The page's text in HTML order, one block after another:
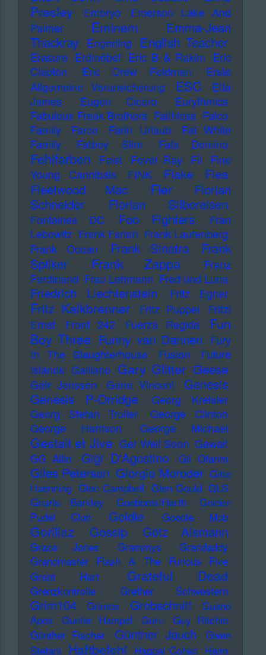
Presley
Embryo
Emerson Lake And
Palmer
Eminem
Emma-Jean
Thackray
Engerling English Teacher
Erasure Erdmöbel Eric B & Rakim Eric
Clapton
Eric Drew Feldman
Erste
Allgemeine Verunsicherung
ESC
Etta
James
Eugen Cicero
Eurythmics
Fabulous Freak Brothers Faithless Falco
Family
Farce Farin Urlaub
Fat White
Family
Fatboy Slim Fats Domino
Fehlfarben Feist Fever Ray Fil
Fine
Young Cannibals
FINK Flake
Flea
Fleetwood Mac
Fler
Florian
Schneider
Florian Silbereisen
Fontaines DC Foo Fighters
Fran
Lebowitz Frank Farian Frank Laufenberg
Frank Ocean
Frank Sinatra
Frank
Spilker
Frank Zappa
Franz
Ferdinand Frau Lehmann Fred und Luna
Friedrich Liechtenstein Fritz Egner
Fritz Kalkbrenner Fritz Puppel
Fritzi
Ernst
Front 242 Fuerza Regida
Fun
Boy Three Funny van Dannen Fury
In The Slaughterhouse
Fusion
Future
Islands Galliano Gary Glitter Geese
Geir Jenssen Gene Vincent
Genesis
Genesis P-Orridge
Georg Kreisler
Georg Stefan Troller
George Clinton
George Harrison
George Michael
Gestalt et Jive Get Well Soon Gewalt
GG Allin
Gigi D'Agostino Gil Ofarim
Giles Peterson Giorgio Moroder Gitte
Haenning Glen Campbell Glen Gould GLS
Gnarls Barkley
Goebbels/Harth
Golden
Pudel Club
Goldie Goodie Mob
Gorillaz Gossip Götz Alsmann
Grace Jones Grammys
Grandaddy
Grandmaster Flash & The Furious Five
Grant Hart
Grateful Dead
Grenzkontrolle Grether Schwestern
Grim104 Grimes Grobschnitt
Guano
Apes
Gunter Hampel Guru
Guy Ritchie
Günther Fischer
Günther Jauch
Gwen
Stefani Haftbefehl Haggai Cohen Haim